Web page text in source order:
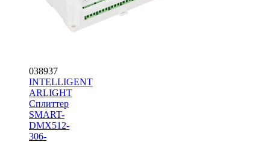
038937
INTELLIGENT
ARLIGHT
Сплиттер
SMART-
DMX512-
306-